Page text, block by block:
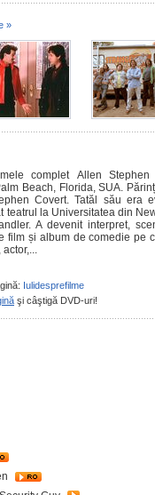
»
complet Allen
Beach, Florida, SUA.
Covert. Tatăl său era
teatrul la Universitatea din
A devenit interpret,
film și album de comedie pe
Iulidesprefilme
şi câştigă DVD-uri!